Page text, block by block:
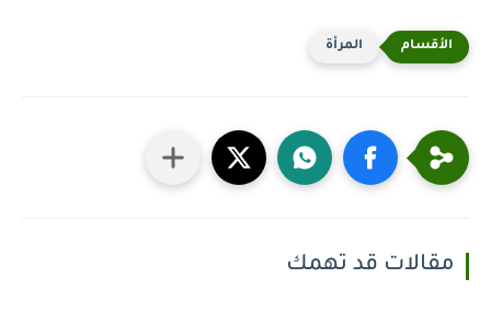
المرأة
مقالات قد تهمك